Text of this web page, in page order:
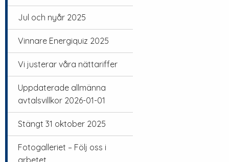
Jul och nyår 2025
Vinnare Energiquiz 2025
Vi justerar våra nättariffer
Uppdaterade allmänna
avtalsvillkor 2026-01-01
Stängt 31 oktober 2025
Fotogalleriet – Följ oss i
arbetet